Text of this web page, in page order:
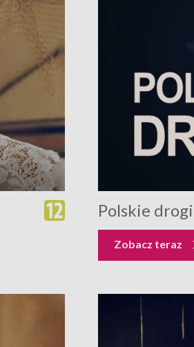
Polskie drogi
Zobacz teraz